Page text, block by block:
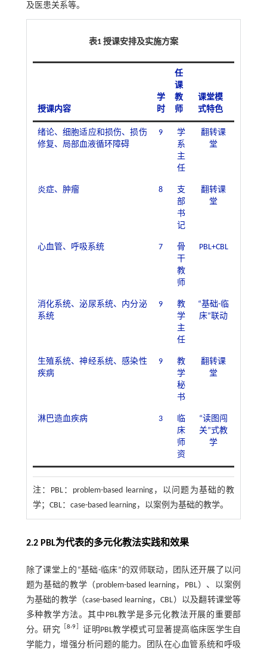
及医患关系等。
表1 授课安排及实施方案
授课内容
学
时
任
课
教
师
课堂模
式特色
绪论、细胞适应和损伤、损伤
修复、局部血液循环障碍
9
学
系
主
任
翻转课
堂
炎症、肿瘤 8
支
部
书
记
翻转课
堂
心血管、呼吸系统 7
骨
干
教
师
PBL+CBL
消化系统、泌尿系统、内分泌
系统
9
教
学
主
任
“基础-临
床”联动
生殖系统、神经系统、感染性
疾病
9
教
学
秘
书
翻转课
堂
淋巴造血疾病 3
临
床
师
资
“读图闯
关”式教
学
注： PBL：problem-based learning，以问题为基础的教
学；CBL：case-based learning，以案例为基础的教学。
2.2 PBL为代表的多元化教法实践和效果
除了课堂上的“基础-临床”的双师联动，团队还开展了以问
题为基础的教学（problem-based learning，PBL）、以案例
为基础的教学（case-based learning，CBL）以及翻转课堂等
多种教学方法。其中PBL教学是多元化教法开展的重要部
分。研究 ［8-9］证明PBL教学模式可显著提高临床医学生自
学能力，增强分析问题的能力。团队在心血管系统和呼吸